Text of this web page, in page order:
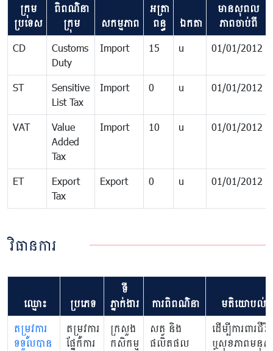
ក្រុម
ប្រទេស
ពិពណ៌នា
ក្រុម
សកម្មភាព
អត្រា
ពន្ធ
ឯកតា
មាន​សុពល
ភាព​ចាប់ពី
CD
Customs
Duty
Import 15 u 01/01/2012
ST
Sensitive
List Tax
Import 0 u 01/01/2012
VAT
Value
Added
Tax
Import 10 u 01/01/2012
ET
Export
Tax
Export 0 u 01/01/2012
វិធានការ
ឈ្មោះ ប្រភេទ
ទី
ភ្នាក់ងារ
ការពិពណ៌នា មតិយោបល់
តម្រូវការ
ទទួលបាន
តម្រូវការ
ផ្នែកការ
ក្រសួង
កសិកម្ម
សត្វ និង
ផលិតផល
ដើម្បីការពារជីវិត
ឬសុខភាពមនុស្